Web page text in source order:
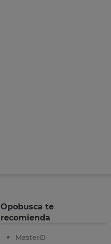
Opobusca te
recomienda
MasterD